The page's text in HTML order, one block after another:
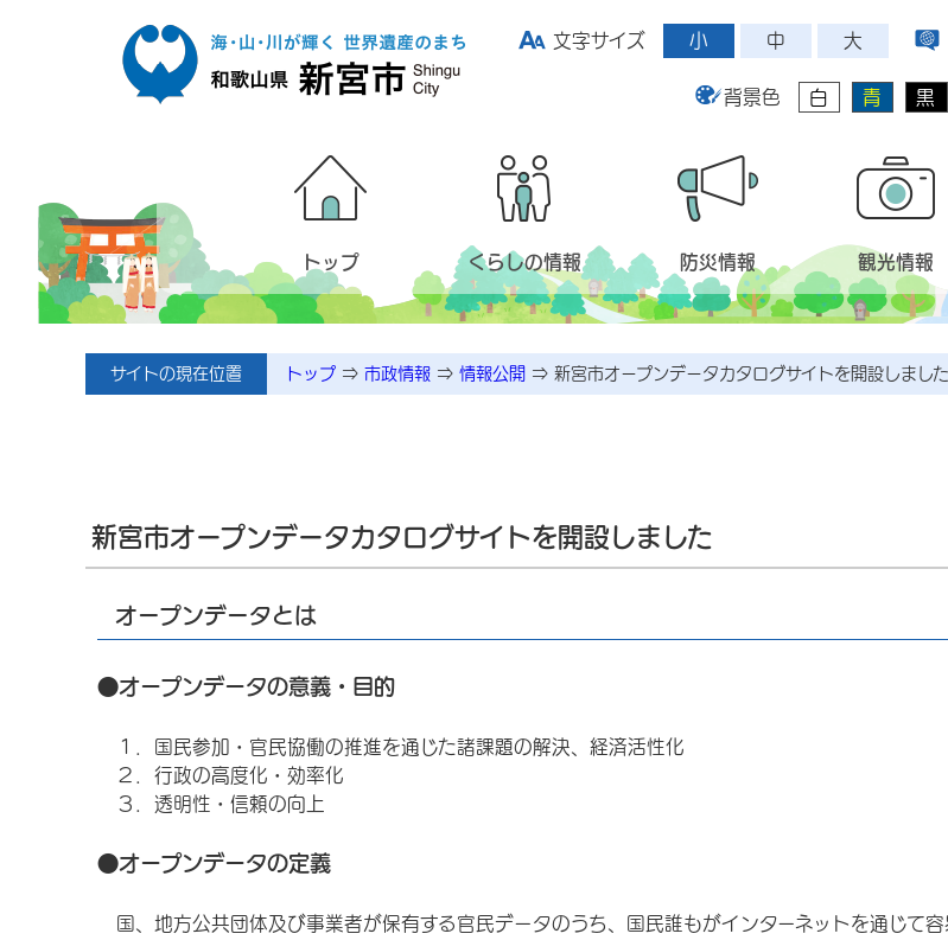
文字サイズ
小 中 大
背景色 白 青 黒
トップ くらしの情報 防災情報 観光情報
サイトの現在位置 トップ ⇒ 市政情報 ⇒ 情報公開 ⇒ 新宮市オープンデータカタログサイトを開設しました
新宮市オープンデータカタログサイトを開設しました
オープンデータとは
●オープンデータの意義・目的
１．国民参加・官民協働の推進を通じた諸課題の解決、経済活性化
２．行政の高度化・効率化
３．透明性・信頼の向上
●オープンデータの定義
国、地方公共団体及び事業者が保有する官民データのうち、国民誰もがインターネットを通じて